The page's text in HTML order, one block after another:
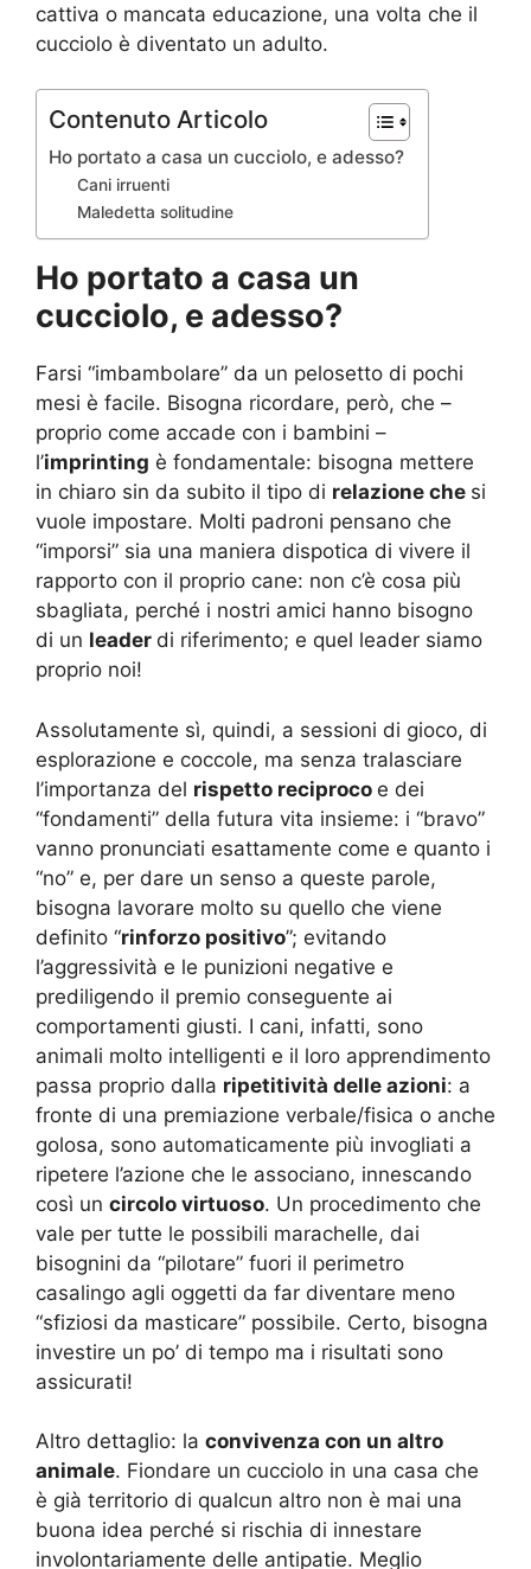
cattiva o mancata educazione, una volta che il
cucciolo è diventato un adulto.
Contenuto Articolo
Ho portato a casa un cucciolo, e adesso?
Cani irruenti
Maledetta solitudine
Ho portato a casa un
cucciolo, e adesso?
Farsi “imbambolare” da un pelosetto di pochi
mesi è facile. Bisogna ricordare, però, che –
proprio come accade con i bambini –
l’imprinting è fondamentale: bisogna mettere
in chiaro sin da subito il tipo di relazione che si
vuole impostare. Molti padroni pensano che
“imporsi” sia una maniera dispotica di vivere il
rapporto con il proprio cane: non c’è cosa più
sbagliata, perché i nostri amici hanno bisogno
di un leader di riferimento; e quel leader siamo
proprio noi!
Assolutamente sì, quindi, a sessioni di gioco, di
esplorazione e coccole, ma senza tralasciare
l’importanza del rispetto reciproco e dei
“fondamenti” della futura vita insieme: i “bravo”
vanno pronunciati esattamente come e quanto i
“no” e, per dare un senso a queste parole,
bisogna lavorare molto su quello che viene
definito “rinforzo positivo”; evitando
l’aggressività e le punizioni negative e
prediligendo il premio conseguente ai
comportamenti giusti. I cani, infatti, sono
animali molto intelligenti e il loro apprendimento
passa proprio dalla ripetitività delle azioni: a
fronte di una premiazione verbale/fisica o anche
golosa, sono automaticamente più invogliati a
ripetere l’azione che le associano, innescando
così un circolo virtuoso. Un procedimento che
vale per tutte le possibili marachelle, dai
bisognini da “pilotare” fuori il perimetro
casalingo agli oggetti da far diventare meno
“sfiziosi da masticare” possibile. Certo, bisogna
investire un po’ di tempo ma i risultati sono
assicurati!
Altro dettaglio: la convivenza con un altro
animale. Fiondare un cucciolo in una casa che
è già territorio di qualcun altro non è mai una
buona idea perché si rischia di innestare
involontariamente delle antipatie. Meglio